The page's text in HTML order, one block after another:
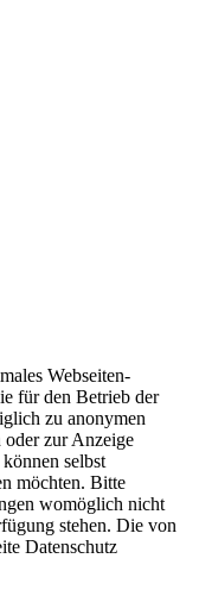
Webseiten-
für den Betrieb der
zu anonymen
zur Anzeige
selbst
möchten. Bitte
womöglich nicht
stehen. Die von
Datenschutz